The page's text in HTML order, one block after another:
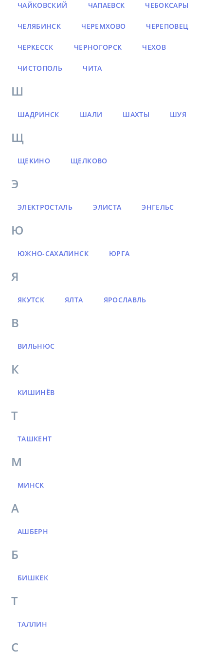
ЧАЙКОВСКИЙ ЧАПАЕВСК ЧЕБОКСАРЫ
ЧЕЛЯБИНСК ЧЕРЕМХОВО ЧЕРЕПОВЕЦ
ЧЕРКЕССК ЧЕРНОГОРСК ЧЕХОВ
ЧИСТОПОЛЬ ЧИТА
Ш
ШАДРИНСК ШАЛИ ШАХТЫ ШУЯ
Щ
ЩЕКИНО ЩЕЛКОВО
Э
ЭЛЕКТРОСТАЛЬ ЭЛИСТА ЭНГЕЛЬС
Ю
ЮЖНО-САХАЛИНСК ЮРГА
Я
ЯКУТСК ЯЛТА ЯРОСЛАВЛЬ
В
ВИЛЬНЮС
К
КИШИНЁВ
Т
ТАШКЕНТ
М
МИНСК
А
АШБЕРН
Б
БИШКЕК
Т
ТАЛЛИН
С